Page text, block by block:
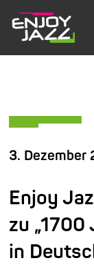
3. Dezember
Enjoy
zu
in